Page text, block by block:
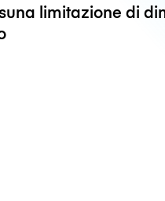
limitazione di